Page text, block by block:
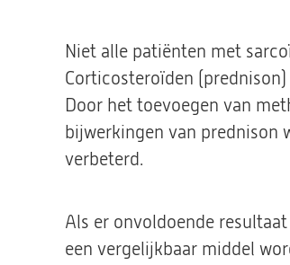
Niet alle patiënten met
Corticosteroïden
Door het toevoegen van
bijwerkingen van prednison
verbeterd.
Als er onvoldoende
een vergelijkbaar middel